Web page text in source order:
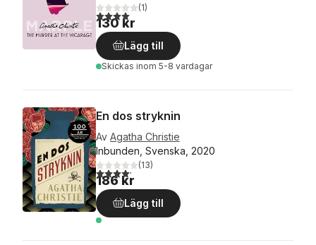
4,0utav 5 stjärnor. Totalt antal röster:
(1)
130 kr
Lägg till
Skickas inom 5-8 vardagar
En dos stryknin
Av Agatha Christie
Inbunden, Svenska, 2020
4,2utav 5 stjärnor. Totalt antal röster:
(13)
186 kr
Lägg till